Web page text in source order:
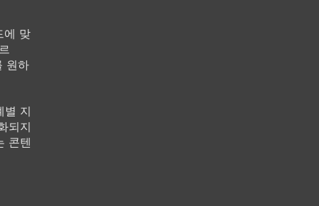
에 맞
원하
별 지
되지
콘텐